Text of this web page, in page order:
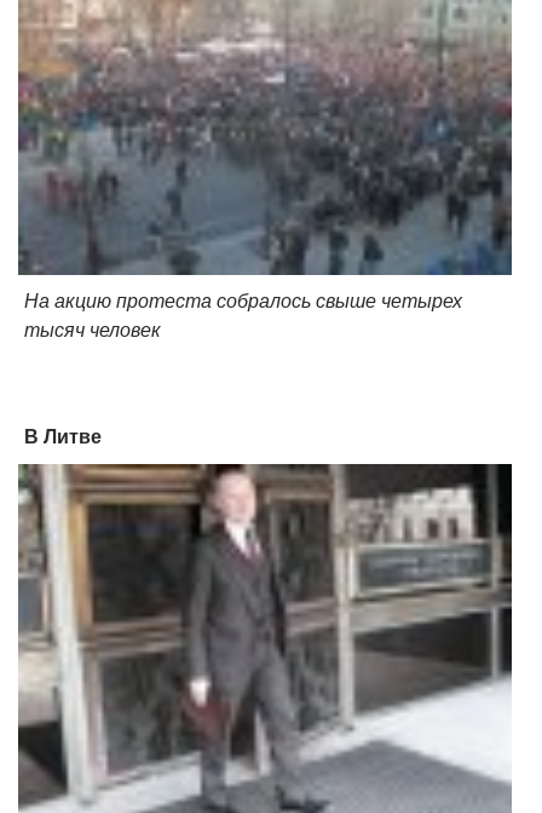
На акцию протеста собралось свыше четырех
тысяч человек
В Литве